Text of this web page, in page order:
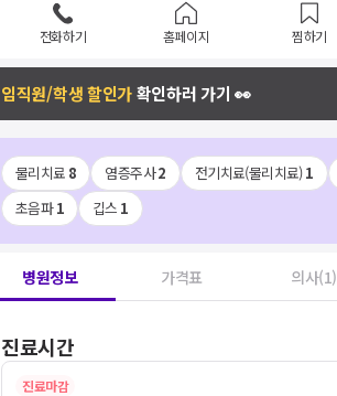
전화하기 홈페이지 찜하기
임직원/학생 할인가확인하러 가기 👀
물리치료 8 염증주사2 전기치료(물리치료)1
초음파1 깁스 1
병원정보 가격표 의사(1)
진료시간
진료마감